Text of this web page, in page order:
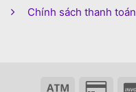
Chính sách thanh toán